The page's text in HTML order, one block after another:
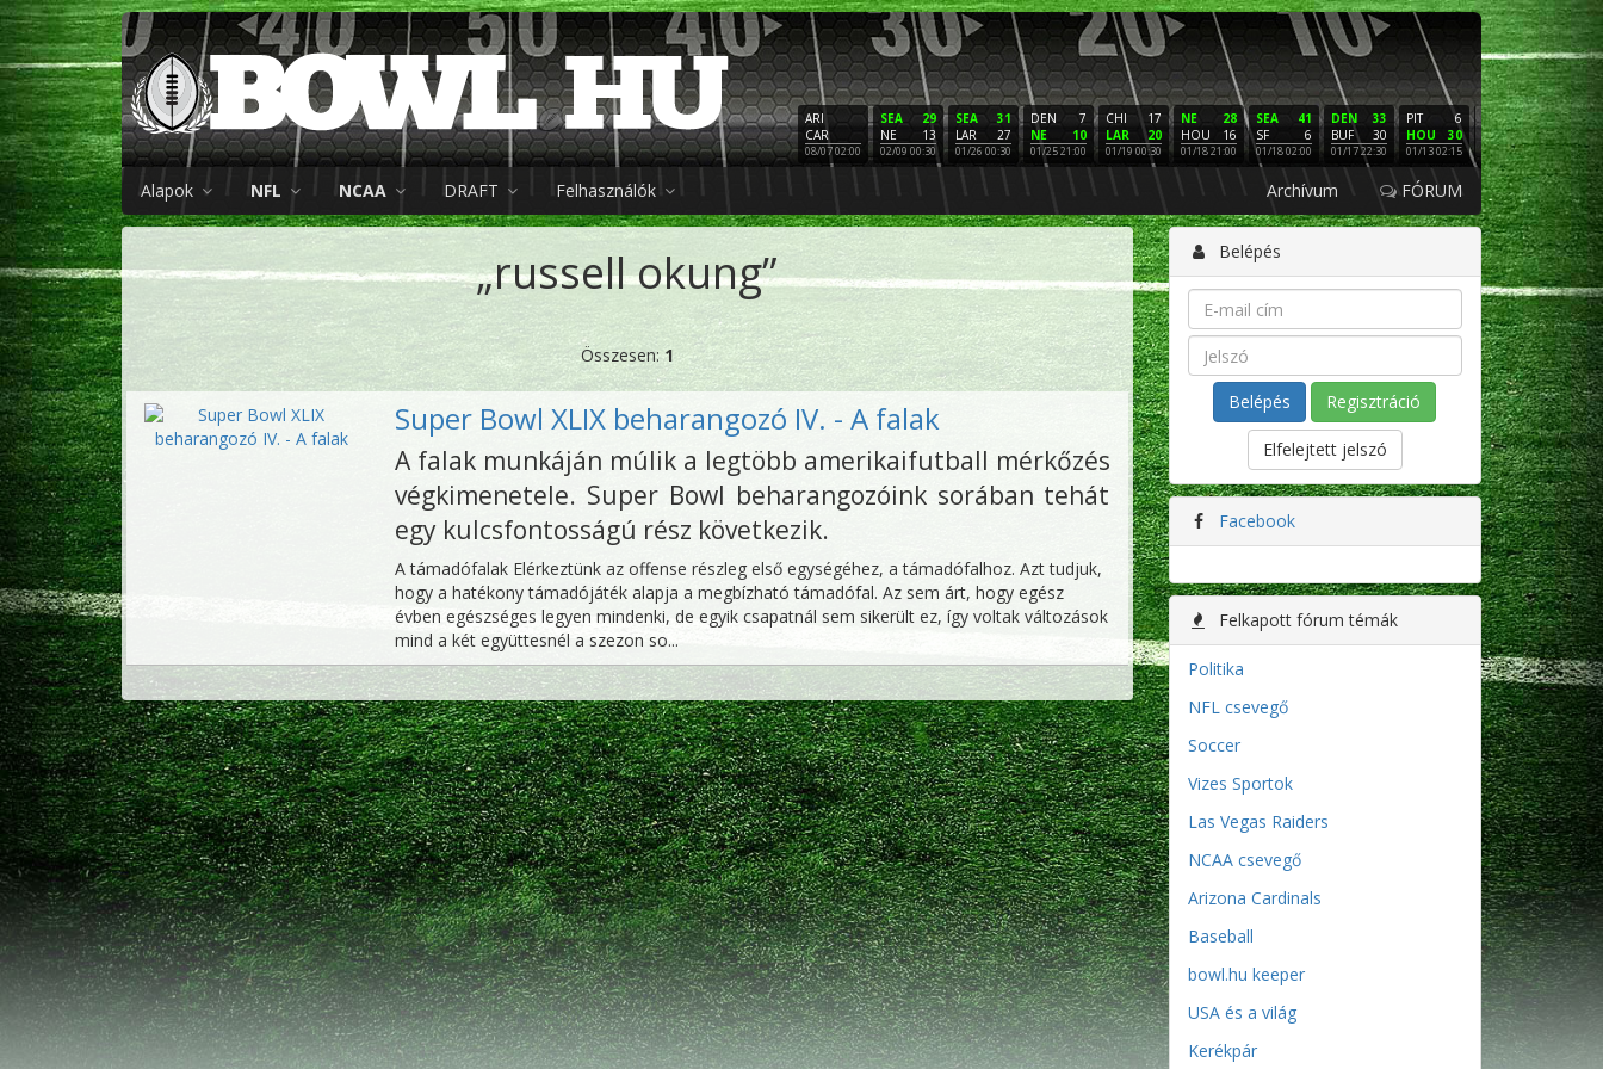
ARI
CAR
08/07 02:00
29
SEA
13
NE
02/09 00:30
31
SEA
27
LAR
01/26 00:30
7
DEN
10
NE
01/25 21:00
17
CHI
20
LAR
01/19 00:30
28
NE
16
HOU
01/18 21:00
41
SEA
6
SF
01/18 02:00
33
DEN
30
BUF
01/17 22:30
6
PIT
30
HOU
01/13 02:15
16
NE
3
LAC
01/12 02:00
PHI
SF
01/11
Alapok NFL NCAA DRAFT Felhasználók Archívum FÓRUM
„russell okung”
Összesen:1
Super Bowl XLIX beharangozó IV. - A falak
A falak munkáján múlik a legtöbb amerikaifutball mérkőzés
végkimenetele. Super Bowl beharangozóink sorában tehát
egy kulcsfontosságú rész következik.
A támadófalak Elérkeztünk az offense részleg első egységéhez, a támadófalhoz. Azt tudjuk,
hogy a hatékony támadójáték alapja a megbízható támadófal. Az sem árt, hogy egész
évben egészséges legyen mindenki, de egyik csapatnál sem sikerült ez, így voltak változások
mind a két együttesnél a szezon so...
Belépés
Regisztráció
Elfelejtett jelszó
Facebook
Felkapott fórum témák
Politika
NFL csevegő
Soccer
Vizes Sportok
Las Vegas Raiders
NCAA csevegő
Arizona Cardinals
Baseball
bowl.hu keeper
USA és a világ
Kerékpár